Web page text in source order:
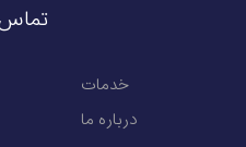
تماس
خدمات
درباره ما